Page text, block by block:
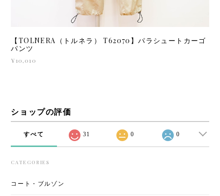
【TOLNERA（トルネラ） T62070】パラシュートカーゴ
パンツ
¥10,010
ショップの評価
すべて 31 0 0
CATEGORIES
コート・ブルゾン